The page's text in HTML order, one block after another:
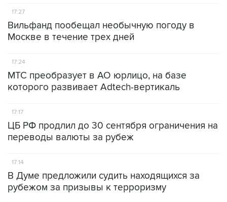
17:27
Вильфанд пообещал необычную погоду в
Москве в течение трех дней
17:24
МТС преобразует в АО юрлицо, на базе
которого развивает Adtech-вертикаль
17:17
ЦБ РФ продлил до 30 сентября ограничения на
переводы валюты за рубеж
17:14
В Думе предложили судить находящихся за
рубежом за призывы к терроризму